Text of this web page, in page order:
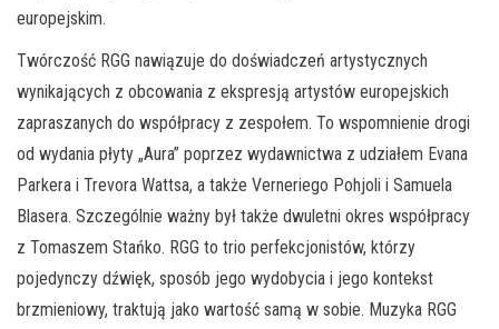
europejskim.
Twórczość RGG nawiązuje do doświadczeń artystycznych
wynikających z obcowania z ekspresją artystów europejskich
zapraszanych do współpracy z zespołem. To wspomnienie drogi
od wydania płyty „Aura” poprzez wydawnictwa z udziałem Evana
Parkera i Trevora Wattsa, a także Verneriego Pohjoli i Samuela
Blasera. Szczególnie ważny był także dwuletni okres współpracy
z Tomaszem Stańko. RGG to trio perfekcjonistów, którzy
pojedynczy dźwięk, sposób jego wydobycia i jego kontekst
brzmieniowy, traktują jako wartość samą w sobie. Muzyka RGG